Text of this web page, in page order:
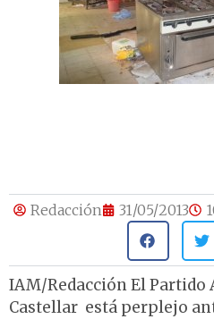
Redacción 31/05/2013
IAM/Redacción El Partido
Castellar está perplejo